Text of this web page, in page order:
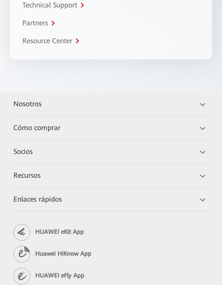
Technical Support
Partners
Resource Center
Nosotros
Cómo comprar
Socios
Recursos
Enlaces rápidos
HUAWEI eKit App
Huawei HiKnow App
HUAWEI eFly App